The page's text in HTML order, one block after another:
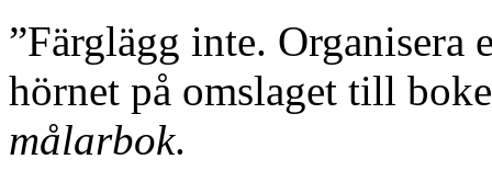
”Färglägg inte. Organisera
hörnet på omslaget till
målarbok.